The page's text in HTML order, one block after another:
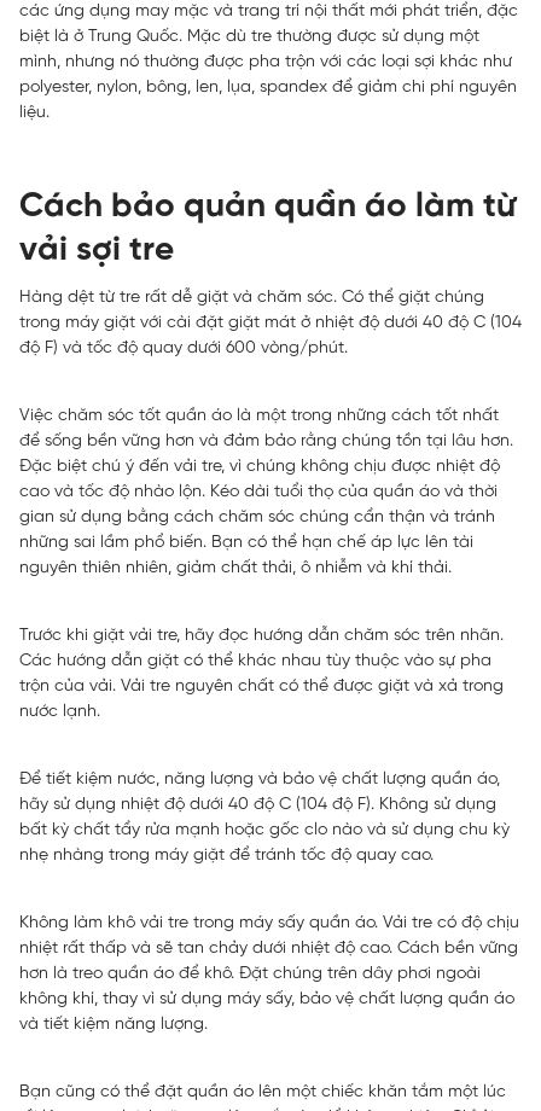
các ứng dụng may mặc và trang trí nội thất mới phát triển, đặc
biệt là ở Trung Quốc. Mặc dù tre thường được sử dụng một
mình, nhưng nó thường được pha trộn với các loại sợi khác như
polyester, nylon, bông, len, lụa, spandex để giảm chi phí nguyên
liệu.
Cách bảo quản quần áo làm từ
vải sợi tre
Hàng dệt từ tre rất dễ giặt và chăm sóc. Có thể giặt chúng
trong máy giặt với cài đặt giặt mát ở nhiệt độ dưới 40 độ C (104
độ F) và tốc độ quay dưới 600 vòng/phút.
Việc chăm sóc tốt quần áo là một trong những cách tốt nhất
để sống bền vững hơn và đảm bảo rằng chúng tồn tại lâu hơn.
Đặc biệt chú ý đến vải tre, vì chúng không chịu được nhiệt độ
cao và tốc độ nhào lộn. Kéo dài tuổi thọ của quần áo và thời
gian sử dụng bằng cách chăm sóc chúng cẩn thận và tránh
những sai lầm phổ biến. Bạn có thể hạn chế áp lực lên tài
nguyên thiên nhiên, giảm chất thải, ô nhiễm và khí thải.
Trước khi giặt vải tre, hãy đọc hướng dẫn chăm sóc trên nhãn.
Các hướng dẫn giặt có thể khác nhau tùy thuộc vào sự pha
trộn của vải. Vải tre nguyên chất có thể được giặt và xả trong
nước lạnh.
Để tiết kiệm nước, năng lượng và bảo vệ chất lượng quần áo,
hãy sử dụng nhiệt độ dưới 40 độ C (104 độ F). Không sử dụng
bất kỳ chất tẩy rửa mạnh hoặc gốc clo nào và sử dụng chu kỳ
nhẹ nhàng trong máy giặt để tránh tốc độ quay cao.
Không làm khô vải tre trong máy sấy quần áo. Vải tre có độ chịu
nhiệt rất thấp và sẽ tan chảy dưới nhiệt độ cao. Cách bền vững
hơn là treo quần áo để khô. Đặt chúng trên dây phơi ngoài
không khí, thay vì sử dụng máy sấy, bảo vệ chất lượng quần áo
và tiết kiệm năng lượng.
Bạn cũng có thể đặt quần áo lên một chiếc khăn tắm một lúc